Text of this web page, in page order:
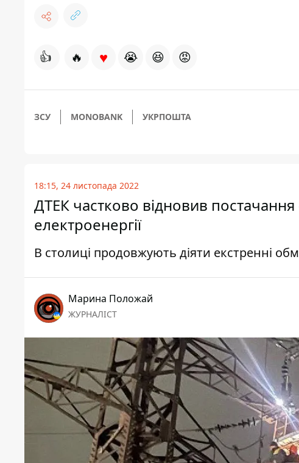
👍 🔥 ♥ 😭 😆 😡
ЗСУ MONOBANK УКРПОШТА
18:15, 24 листопада 2022
ДТЕК частково відновив постачання
електроенергії
В столиці продовжують діяти екстренні
Марина Положай
ЖУРНАЛІСТ